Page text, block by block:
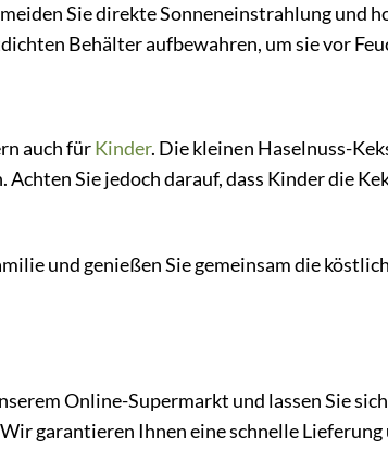
Sie direkte Sonneneinstrahlung und
Behälter aufbewahren, um sie vor
auch fürKinder. Die kleinen Haselnuss-
Sie jedoch darauf, dass Kinder die
und genießen Sie gemeinsam die
Online-Supermarkt und lassen Sie
garantieren Ihnen eine schnelle Lieferung